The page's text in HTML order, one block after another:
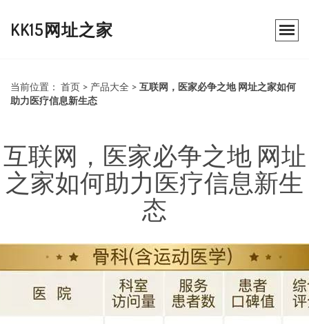
KK15网址之家
当前位置： 首页 > 产品大全 > 互联网，医家必争之地 网址之家如何
助力医疗信息新生态
互联网，医家必争之地 网址
之家如何助力医疗信息新生
态